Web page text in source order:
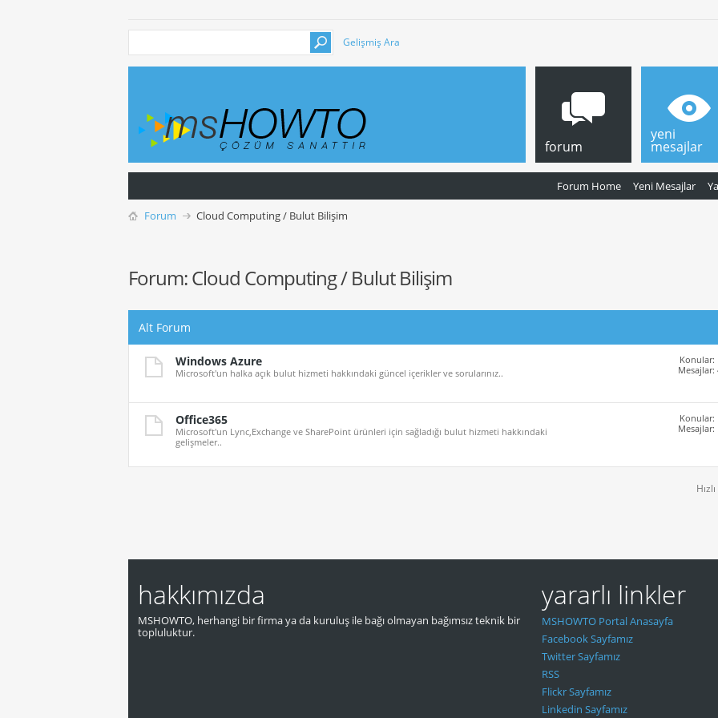
Gelişmiş Ara
forum
Forum Home Yeni Mesajlar
yeni
mesajlar
Forum Cloud Computing / Bulut Bilişim
Forum:Cloud Computing / Bulut Bilişim
Alt Forum
Windows Azure
Microsoft'un halka açık bulut hizmeti hakkındaki güncel içerikler ve sorularınız..
Konular:
Mesajlar:
Office365
Microsoft'un Lync,Exchange ve SharePoint ürünleri için sağladığı bulut hizmeti hakkındaki
gelişmeler..
Konular:
Mesajlar:
hakkımızda
MSHOWTO, herhangi bir firma ya da kuruluş ile bağı olmayan bağımsız teknik bir
topluluktur.
yararlı linkler
MSHOWTO Portal Anasayfa
Facebook Sayfamız
Twitter Sayfamız
RSS
Flickr Sayfamız
Linkedin Sayfamız